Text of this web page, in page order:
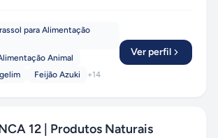
para Alimentação
Animal
Feijão Azuki +14
Ver perfil
12 | Produtos Naturais